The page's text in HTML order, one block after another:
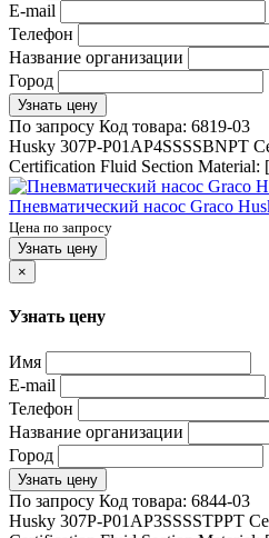
E-mail
Телефон
Название организации
Город
Узнать цену
По запросу Код товара: 6819-03
Husky 307P-P01AP4SSSSBNPT
Certification Fluid Section Material:
Пневматический насос Graco
Цена по запросу
Узнать цену
×
Узнать цену
Имя
E-mail
Телефон
Название организации
Город
Узнать цену
По запросу Код товара: 6844-03
Husky 307P-P01AP3SSSSTPPT